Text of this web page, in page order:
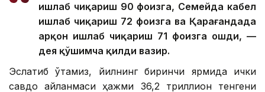
ишлаб чиқариш 90 фоизга, Семейда кабел
ишлаб чиқариш 72 фоизга ва Қарағандада
арқон ишлаб чиқариш 71 фоизга ошди, —
дея қўшимча қилди вазир.
Эслатиб ўтамиз, йилнинг биринчи ярмида ички
савдо айланмаси ҳажми 36,2 триллион тенгени